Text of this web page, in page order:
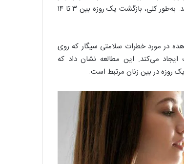
ویتنام) بود. حدود ۶۰ درصد از سیگاری‌های جهان در این کشور‌ها زندگی می‌کنند. به‌طور کلی، بازگشت یک روزه بین ۳ تا ۱۴
در مورد خطرات سلامتی سیگار که روی
می‌کند. این مطالعه نشان داد که
روزه در بین زنان مرتبط است.